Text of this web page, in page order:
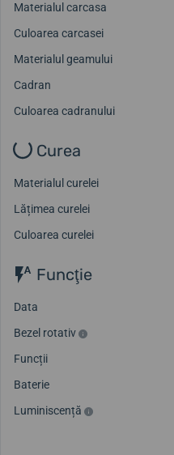
Materialul carcasa
Culoarea carcasei
Materialul geamului
Cadran
Culoarea cadranului
Curea
Materialul curelei
Lățimea curelei
Culoarea curelei
Funcţie
Data
Bezel rotativ
Funcții
Baterie
Luminiscență